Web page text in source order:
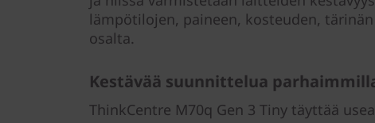
lämpötilojen, paineen, kosteuden,
osalta.
Kestävää suunnittelua
ThinkCentre M70q Gen 3 Tiny täyttää